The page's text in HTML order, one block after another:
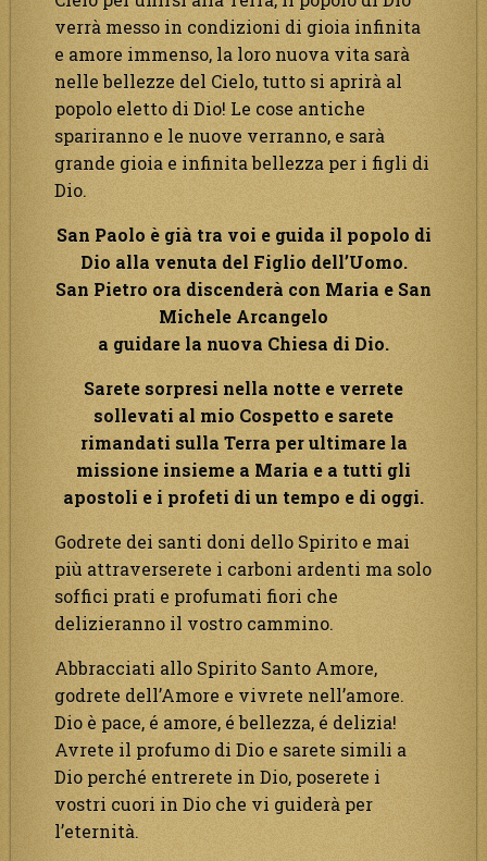
verrà messo in condizioni di gioia infinita
e amore immenso, la loro nuova vita sarà
nelle bellezze del Cielo, tutto si aprirà al
popolo eletto di Dio! Le cose antiche
spariranno e le nuove verranno, e sarà
grande gioia e infinita bellezza per i figli di
Dio.
San Paolo è già tra voi e guida il popolo di
Dio alla venuta del Figlio dell’Uomo.
San Pietro ora discenderà con Maria e San
Michele Arcangelo
a guidare la nuova Chiesa di Dio.
Sarete sorpresi nella notte e verrete
sollevati al mio Cospetto e sarete
rimandati sulla Terra per ultimare la
missione insieme a Maria e a tutti gli
apostoli e i profeti di un tempo e di oggi.
Godrete dei santi doni dello Spirito e mai
più attraverserete i carboni ardenti ma solo
soffici prati e profumati fiori che
delizieranno il vostro cammino.
Abbracciati allo Spirito Santo Amore,
godrete dell’Amore e vivrete nell’amore.
Dio è pace, é amore, é bellezza, é delizia!
Avrete il profumo di Dio e sarete simili a
Dio perché entrerete in Dio, poserete i
vostri cuori in Dio che vi guiderà per
l’eternità.